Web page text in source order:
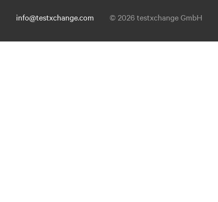
info@testxchange.com © 2026 testxchange GmbH